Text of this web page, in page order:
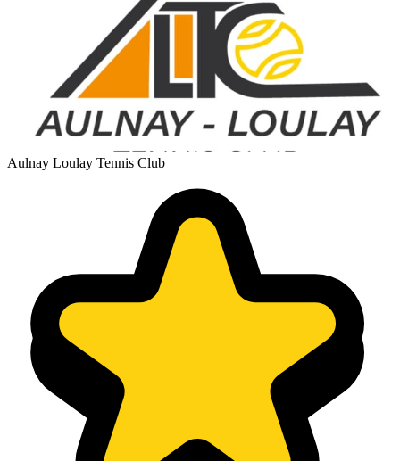
Aulnay Loulay Tennis Club